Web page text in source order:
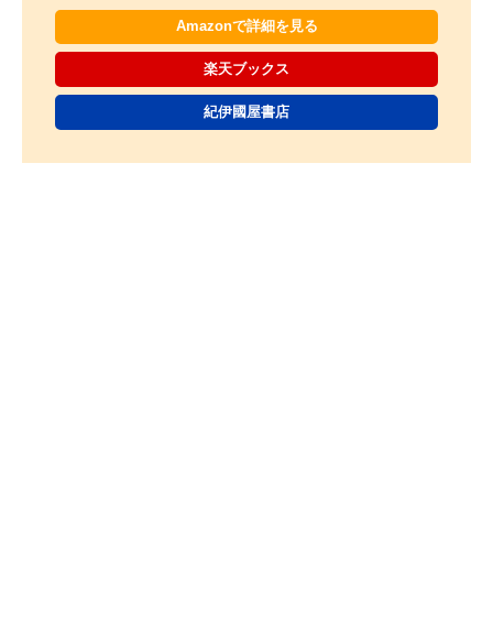
Amazonで詳細を見る
楽天ブックス
紀伊國屋書店